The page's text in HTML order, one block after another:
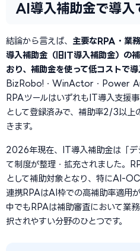
AI導入補助金で導入
結論から言えば、 主要なRPA・業
導入補助金（旧IT導入補助金）の
おり、補助金を使って低コストで導
BizRobo!・WinActor・Power
RPAツールはいずれもIT導入支援
として登録済みで、補助率2/3以上
きます。
2026年現在、IT導入補助金は「デ
て制度が整理・拡充されました。
として補助対象となり、特にAI-
連携RPAはAI枠での高補助率適用
中でもRPAは補助審査において業
択されやすい分野のひとつです。